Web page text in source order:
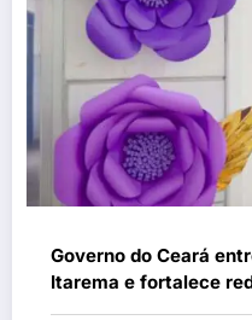
Governo do Ceará
Itarema e fortalece